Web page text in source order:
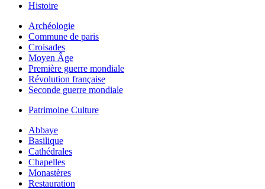
Histoire
Archéologie
Commune de paris
Croisades
Moyen Âge
Première guerre mondiale
Révolution française
Seconde guerre mondiale
Patrimoine Culture
Abbaye
Basilique
Cathédrales
Chapelles
Monastères
Restauration